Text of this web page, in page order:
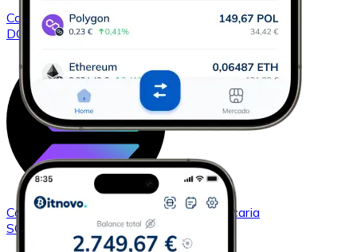
ComprarDogecoin
con transferencia bancaria
DOGE
ComprarSolana
con transferencia bancaria
SOL